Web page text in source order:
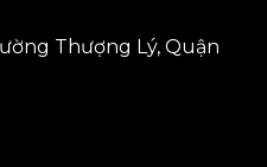
Thượng Lý, Quận